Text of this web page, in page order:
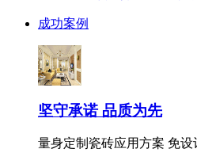
成功案例
坚守承诺 品质为先
量身定制瓷砖应用方案 免设